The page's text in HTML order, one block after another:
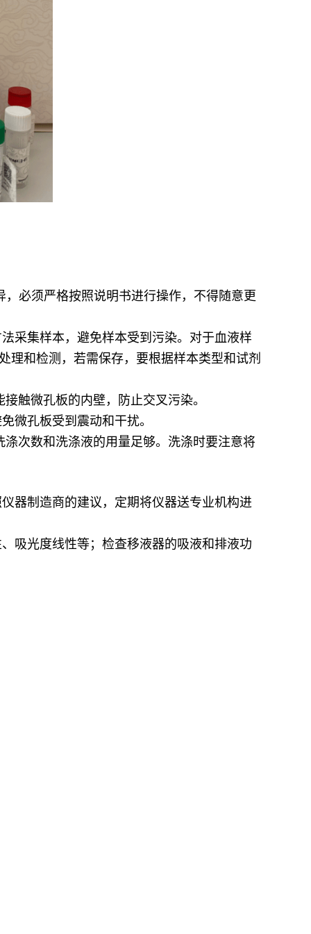
必须严格按照说明书进行操作，不得随意更
采集样本，避免样本受到污染。对于血液样
理和检测，若需保存，要根据样本类型和试剂
触微孔板的内壁，防止交叉污染。
微孔板受到震动和干扰。
次数和洗涤液的用量足够。洗涤时要注意将
器制造商的建议，定期将仪器送专业机构进
吸光度线性等；检查移液器的吸液和排液功